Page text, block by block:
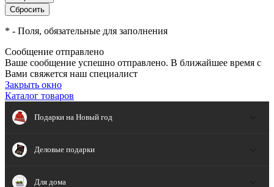
* - Поля, обязательные для заполнения
Сообщение отправлено
Ваше сообщение успешно отправлено. В ближайшее время с
Вами свяжется наш специалист
Закрыть окно
Каталог товаров
Подарки на Новый год
Деловые подарки
Для дома